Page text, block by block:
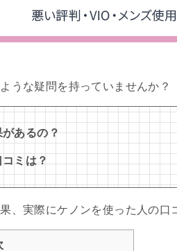
うな疑問を持っていませんか？
あるの？
ミは？
、実際にケノンを使った人の口